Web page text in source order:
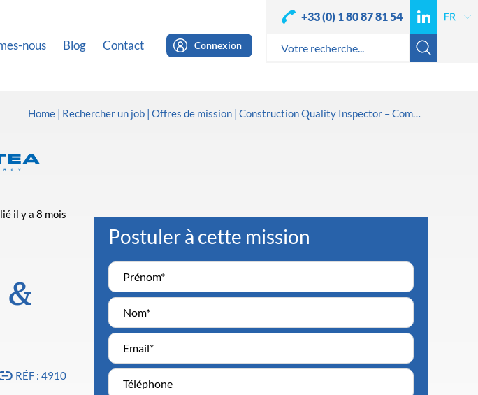
nous Blog Contact Connexion
+33 (0) 1 80 87 81 54
Home Rechercher un job Offres de mission Construction Quality Inspector – Compressors & rotating
il y a 8 mois
RÉF : 4910
Postuler à cette mission